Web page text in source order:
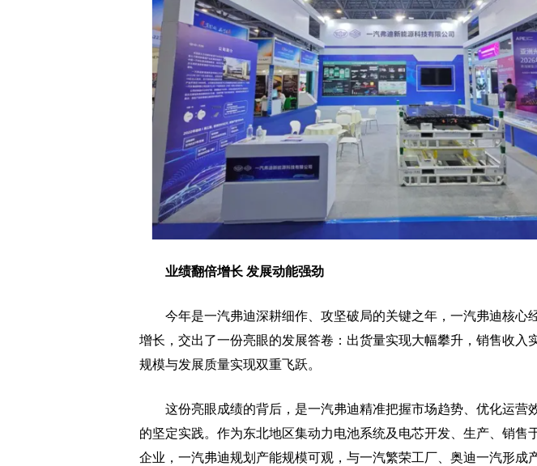
业绩翻倍增长 发展动能强劲
今年是一汽弗迪深耕细作、攻坚破局的关键之年，一汽弗迪核心
增长，交出了一份亮眼的发展答卷：出货量实现大幅攀升，销售收入
规模与发展质量实现双重飞跃。
这份亮眼成绩的背后，是一汽弗迪精准把握市场趋势、优化运营
的坚定实践。作为东北地区集动力电池系统及电芯开发、生产、销售
企业，一汽弗迪规划产能规模可观，与一汽繁荣工厂、奥迪一汽形成